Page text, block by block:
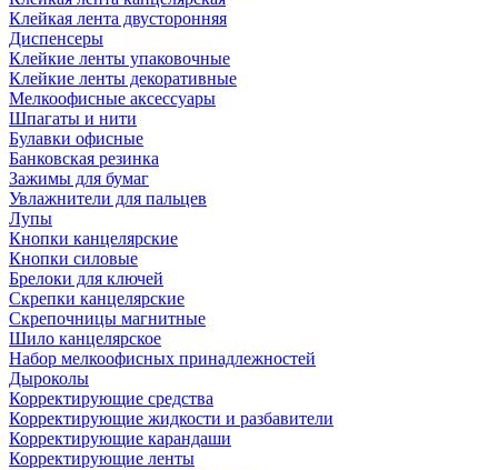
Клейкая лента двусторонняя
Диспенсеры
Клейкие ленты упаковочные
Клейкие ленты декоративные
Мелкоофисные аксессуары
Шпагаты и нити
Булавки офисные
Банковская резинка
Зажимы для бумаг
Увлажнители для пальцев
Лупы
Кнопки канцелярские
Кнопки силовые
Брелоки для ключей
Скрепки канцелярские
Скрепочницы магнитные
Шило канцелярское
Набор мелкоофисных принадлежностей
Дыроколы
Корректирующие средства
Корректирующие жидкости и разбавители
Корректирующие карандаши
Корректирующие ленты